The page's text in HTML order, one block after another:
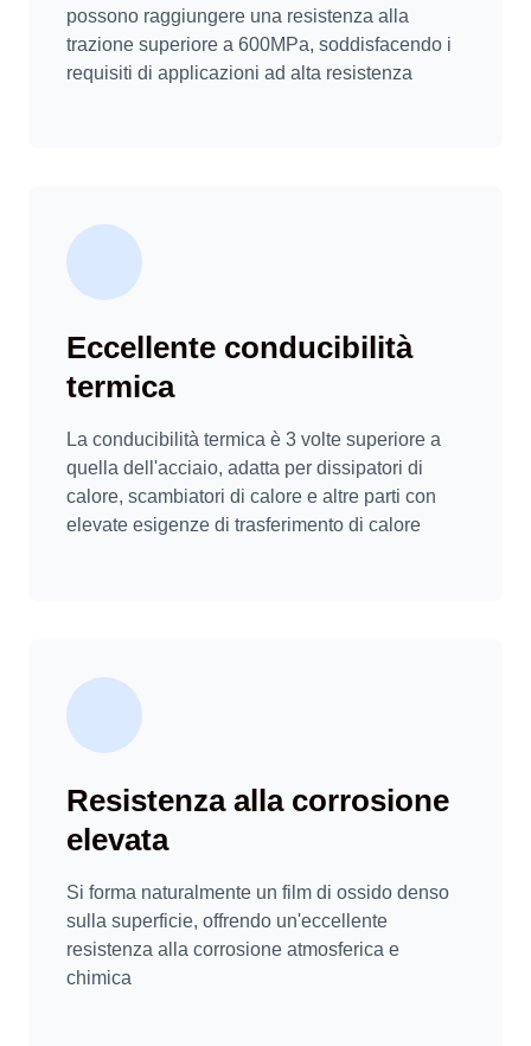
possono raggiungere una resistenza alla
trazione superiore a 600MPa, soddisfacendo i
requisiti di applicazioni ad alta resistenza
Eccellente conducibilità
termica
La conducibilità termica è 3 volte superiore a
quella dell'acciaio, adatta per dissipatori di
calore, scambiatori di calore e altre parti con
elevate esigenze di trasferimento di calore
Resistenza alla corrosione
elevata
Si forma naturalmente un film di ossido denso
sulla superficie, offrendo un'eccellente
resistenza alla corrosione atmosferica e
chimica